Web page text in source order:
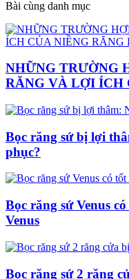
Bài cùng danh mục
NHỮNG TRƯỜNG
RĂNG VÀ LỢI ÍCH
Bọc răng sứ bị lợi
phục?
Bọc răng sứ Venus
Venus
Bọc răng sứ 2 răng